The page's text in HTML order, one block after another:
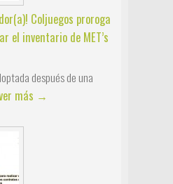
Coljuegos proroga
el inventario de MET’s
después de una
más →